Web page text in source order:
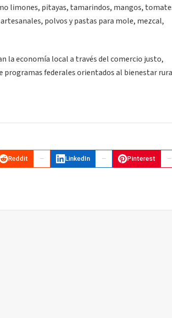
limones, pitayas, tamarindos, mangos,
polvos y pastas para mole, mezcal,
la economía local a través del comercio justo,
federales orientados al bienestar
Reddit LinkedIn Pinterest